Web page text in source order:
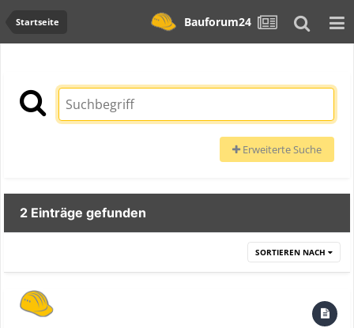
Startseite Bauforum24
Erweiterte Suche
2 Einträge gefunden
SORTIEREN NACH